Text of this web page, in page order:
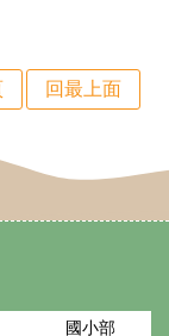
回最上面
國小部